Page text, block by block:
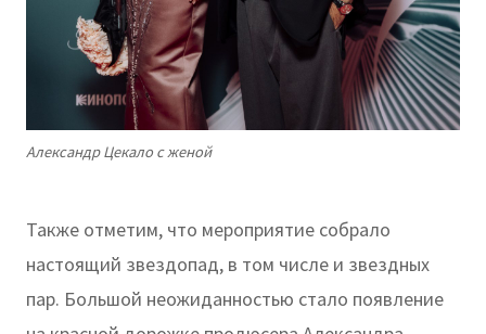
Александр Цекало с женой
Также отметим, что мероприятие собрало
настоящий звездопад, в том числе и звездных
пар. Большой неожиданностью стало появление